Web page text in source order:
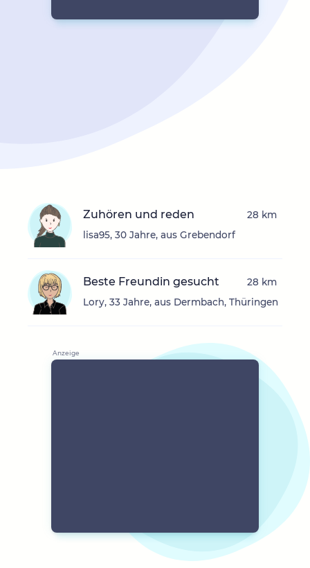
Zuhören und reden
lisa95, 30 Jahre, aus Grebendorf
28 km
Beste Freundin gesucht
Lory, 33 Jahre, aus Dermbach, Thüringen
28 km